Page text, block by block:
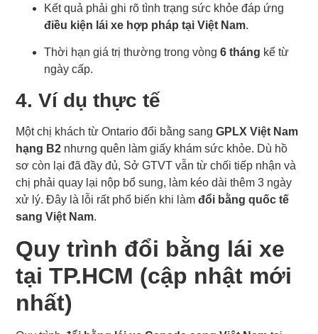
Kết quả phải ghi rõ tình trạng sức khỏe đáp ứng
điều kiện lái xe hợp pháp tại Việt Nam.
Thời hạn giá trị thường trong vòng 6 tháng kể từ
ngày cấp.
4. Ví dụ thực tế
Một chị khách từ Ontario đổi bằng sang GPLX Việt Nam
hạng B2 nhưng quên làm giấy khám sức khỏe. Dù hồ
sơ còn lại đã đầy đủ, Sở GTVT vẫn từ chối tiếp nhận và
chị phải quay lại nộp bổ sung, làm kéo dài thêm 3 ngày
xử lý. Đây là lỗi rất phổ biến khi làm đổi bằng quốc tế
sang Việt Nam.
Quy trình đổi bằng lái xe
tại TP.HCM (cập nhật mới
nhất)